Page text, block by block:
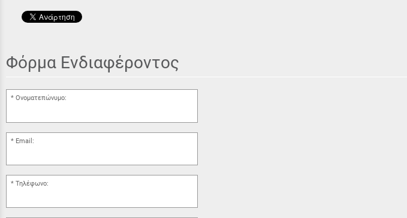
Φόρμα Ενδιαφέροντος
Ονοματεπώνυμο:
Email:
Τηλέφωνο: